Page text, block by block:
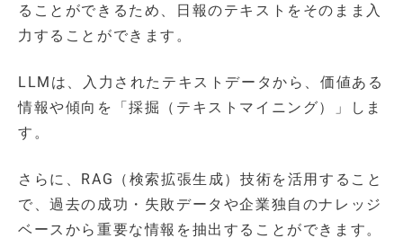
ることができるため、日報のテキストをそのまま入
力することができます。
LLMは、入力されたテキストデータから、価値ある
情報や傾向を「採掘（テキストマイニング）」しま
す。
さらに、RAG（検索拡張生成）技術を活用すること
で、過去の成功・失敗データや企業独自のナレッジ
ベースから重要な情報を抽出することができます。